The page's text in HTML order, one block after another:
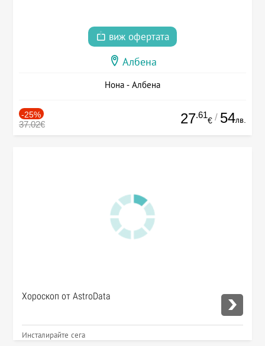
виж офертата
Албена
Нона - Албена
-25%
37.02€ 27.61
€ / 54лв.
Хороскоп от AstroData
Инсталирайте сега